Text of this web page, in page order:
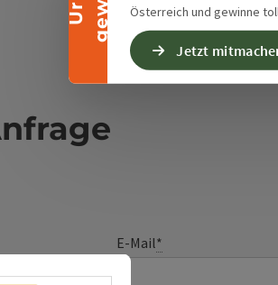
Österreich und gewinne
Jetzt
E-Mail*